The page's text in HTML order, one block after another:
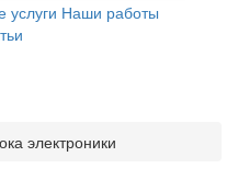
услуги Наши работы
электроники